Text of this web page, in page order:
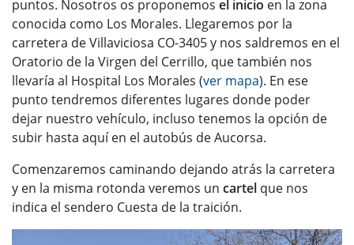
puntos. Nosotros os proponemos el inicio en la zona
conocida como Los Morales. Llegaremos por la
carretera de Villaviciosa CO-3405 y nos saldremos en el
Oratorio de la Virgen del Cerrillo, que también nos
llevaría al Hospital Los Morales (ver mapa). En ese
punto tendremos diferentes lugares donde poder
dejar nuestro vehículo, incluso tenemos la opción de
subir hasta aquí en el autobús de Aucorsa.
Comenzaremos caminando dejando atrás la carretera
y en la misma rotonda veremos un cartel que nos
indica el sendero Cuesta de la traición.